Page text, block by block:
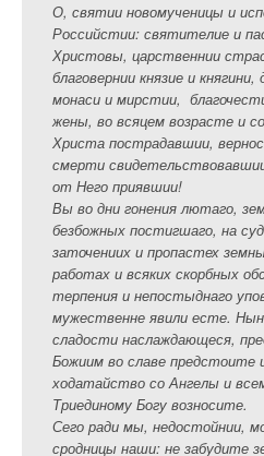
О, святии новомученицы и
Российстии: святителие и
Христовы, царственнии
благовернии князие и княгини,
монаси и мирстии,
жены, во всяцем возрасте и
Христа пострадавшии,
смерти
от Него приявшии!
Вы во дни гонения лютаго,
безбожных постигшаго, на
заточениих и пропастех
работах и всяких скорбных
терпения и непостыднаго
мужественне явили есте.
сладости наслаждающеся,
Божиим во славе предстоите
ходатайство со Ангелы и
Триединому Богу возносите.
Сего ради мы, недостойнии,
сродницы наши: не забудите